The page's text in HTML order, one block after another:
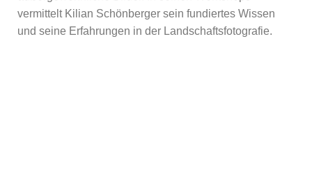
vermittelt Kilian Schönberger sein fundiertes Wissen
und seine Erfahrungen in der Landschaftsfotografie.